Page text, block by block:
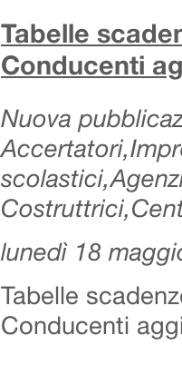
Tabelle
Conducenti
Nuova
lunedì 18
Tabelle
Conducenti